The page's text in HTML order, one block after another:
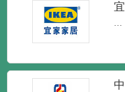
...